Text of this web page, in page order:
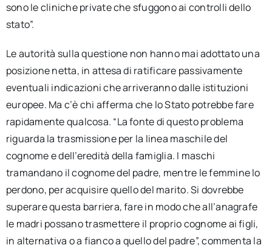
sono le cliniche private che sfuggono ai controlli dello
stato”.
Le autorità sulla questione non hanno mai adottato una
posizione netta, in attesa di ratificare passivamente
eventuali indicazioni che arriveranno dalle istituzioni
europee. Ma c’è chi afferma che lo Stato potrebbe fare
rapidamente qualcosa. “La fonte di questo problema
riguarda la trasmissione per la linea maschile del
cognome e dell’eredità della famiglia. I maschi
tramandano il cognome del padre, mentre le femmine lo
perdono, per acquisire quello del marito. Si dovrebbe
superare questa barriera, fare in modo che all’anagrafe
le madri possano trasmettere il proprio cognome ai figli,
in alternativa o a fianco a quello del padre”, commenta la